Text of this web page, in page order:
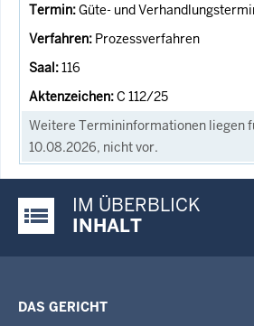
Güte- und
Prozessverfahren
116
C 112/25
Weitere Termininformationen liegen
10.08.2026, nicht vor.
Justiz-Portal im Überblick:
IM ÜBERBLICK
INHALT
DAS GERICHT